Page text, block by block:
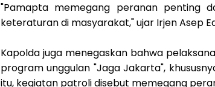
"Pamapta memegang peranan penting
keteraturan di masyarakat," ujar Irjen Asep
Kapolda juga menegaskan bahwa
program unggulan "Jaga Jakarta",
itu, kegiatan patroli disebut memegang